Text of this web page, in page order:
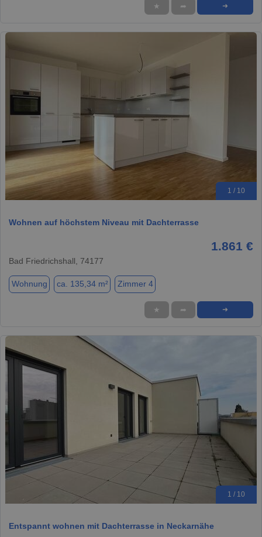
★ ➦ ➜
1 / 10
Wohnen auf höchstem Niveau mit Dachterrasse
1.861 €
Bad Friedrichshall, 74177
Wohnung ca. 135,34 m² Zimmer 4
★ ➦ ➜
1 / 10
Entspannt wohnen mit Dachterrasse in Neckarnähe